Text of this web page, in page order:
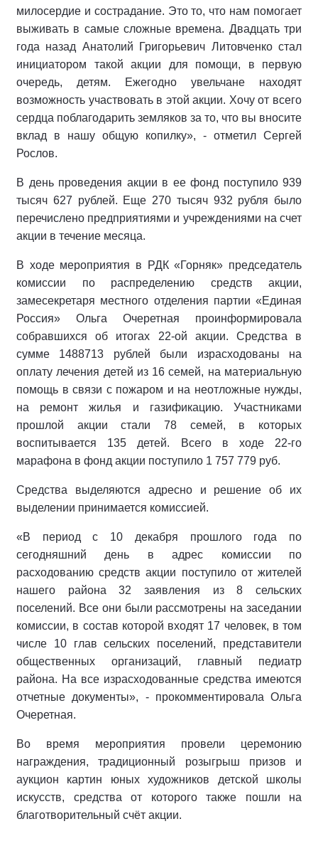
милосердие и сострадание. Это то, что нам помогает
выживать в самые сложные времена. Двадцать три
года назад Анатолий Григорьевич Литовченко стал
инициатором такой акции для помощи, в первую
очередь, детям. Ежегодно увельчане находят
возможность участвовать в этой акции. Хочу от всего
сердца поблагодарить земляков за то, что вы вносите
вклад в нашу общую копилку», - отметил Сергей
Рослов.
В день проведения акции в ее фонд поступило 939
тысяч 627 рублей. Еще 270 тысяч 932 рубля было
перечислено предприятиями и учреждениями на счет
акции в течение месяца.
В ходе мероприятия в РДК «Горняк» председатель
комиссии по распределению средств акции,
замесекретаря местного отделения партии «Единая
Россия» Ольга Очеретная проинформировала
собравшихся об итогах 22-ой акции. Средства в
сумме 1488713 рублей были израсходованы на
оплату лечения детей из 16 семей, на материальную
помощь в связи с пожаром и на неотложные нужды,
на ремонт жилья и газификацию. Участниками
прошлой акции стали 78 семей, в которых
воспитывается 135 детей. Всего в ходе 22-го
марафона в фонд акции поступило 1 757 779 руб.
Средства выделяются адресно и решение об их
выделении принимается комиссией.
«В период с 10 декабря прошлого года по
сегодняшний день в адрес комиссии по
расходованию средств акции поступило от жителей
нашего района 32 заявления из 8 сельских
поселений. Все они были рассмотрены на заседании
комиссии, в состав которой входят 17 человек, в том
числе 10 глав сельских поселений, представители
общественных организаций, главный педиатр
района. На все израсходованные средства имеются
отчетные документы», - прокомментировала Ольга
Очеретная.
Во время мероприятия провели церемонию
награждения, традиционный розыгрыш призов и
аукцион картин юных художников детской школы
искусств, средства от которого также пошли на
благотворительный счёт акции.